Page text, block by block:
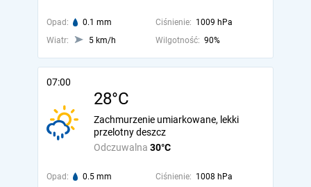
Opad: 0.1 mm Ciśnienie: 1009 hPa
Wiatr:
5 km/h Wilgotność: 90%
07:00
28°C
Odczuwalna 30°C
Zachmurzenie umiarkowane, lekki
przelotny deszcz
Opad: 0.5 mm Ciśnienie: 1008 hPa